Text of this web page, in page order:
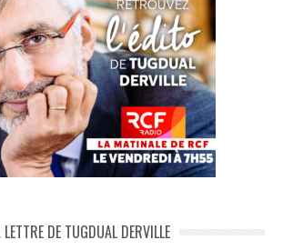
LETTRE DE TUGDUAL DERVILLE